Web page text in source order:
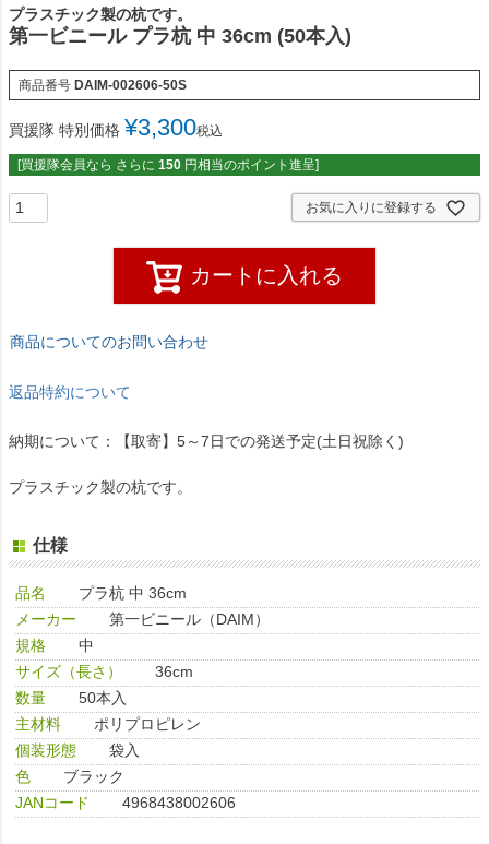
プラスチック製の杭です。
第一ビニール プラ杭 中 36cm (50本入)
商品番号 DAIM-002606-50S
買援隊 特別価格 ¥3,300税込
[買援隊会員なら さらに 150 円相当のポイント進呈]
お気に入りに登録する
カートに入れる
商品についてのお問い合わせ
返品特約について
納期について：【取寄】5～7日での発送予定(土日祝除く)
プラスチック製の杭です。
仕様
品名
プラ杭 中 36cm
メーカー
第一ビニール（DAIM）
規格
中
サイズ（長さ）
36cm
数量
50本入
主材料
ポリプロピレン
個装形態
袋入
色
ブラック
JANコード
4968438002606